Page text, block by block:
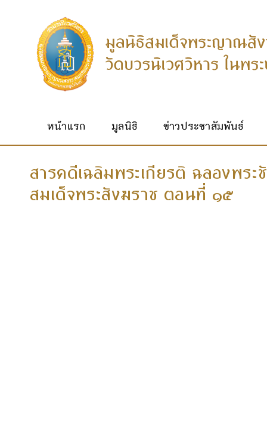
หน้าแรก มูลนิธิ ข่าวประชาสัมพันธ์
สารคดีเฉลิมพระเกียรติ ฉลองพร
สมเด็จพระสังฆราช ตอนที่ ๑๕